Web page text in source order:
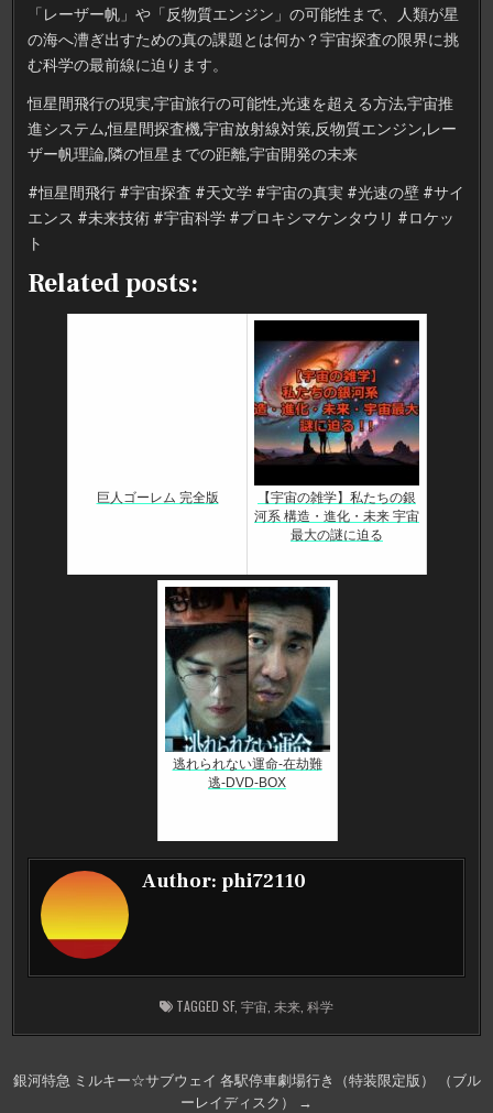
「レーザー帆」や「反物質エンジン」の可能性まで、人類が星
の海へ漕ぎ出すための真の課題とは何か？宇宙探査の限界に挑
む科学の最前線に迫ります。
恒星間飛行の現実,宇宙旅行の可能性,光速を超える方法,宇宙推
進システム,恒星間探査機,宇宙放射線対策,反物質エンジン,レー
ザー帆理論,隣の恒星までの距離,宇宙開発の未来
#恒星間飛行 #宇宙探査 #天文学 #宇宙の真実 #光速の壁 #サイ
エンス #未来技術 #宇宙科学 #プロキシマケンタウリ #ロケッ
ト
Related posts:
巨人ゴーレム 完全版
【宇宙の雑学】私たちの銀
河系 構造・進化・未来 宇宙
最大の謎に迫る
逃れられない運命-在劫難
逃-DVD-BOX
Author: phi72110
TAGGED SF, 宇宙 未来 科学
投
銀河特急 ミルキー☆サブウェイ 各駅停車劇場行き（特装限定版） （ブル
ーレイディスク） →